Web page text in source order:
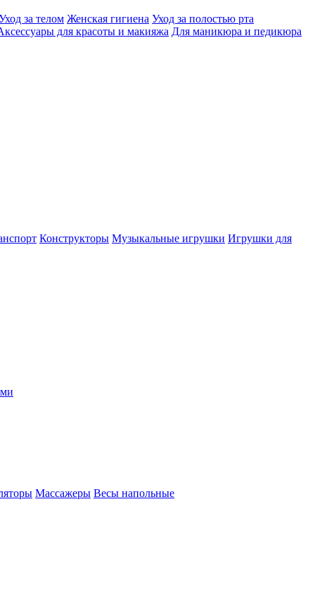
за телом Женская гигиена Уход за полостью рта
для красоты и макияжа Для маникюра и педикюра
Конструкторы Музыкальные игрушки Игрушки для
Массажеры Весы напольные